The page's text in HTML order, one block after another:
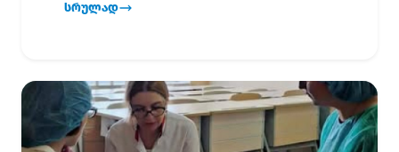
სრულად